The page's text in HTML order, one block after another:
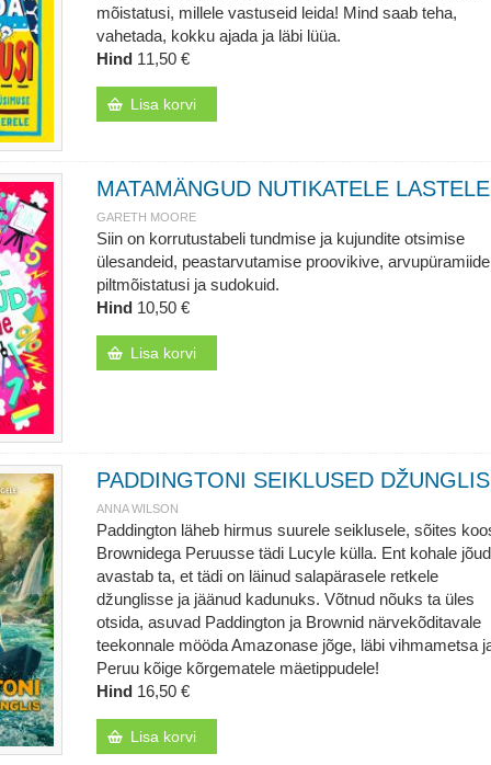
mõistatusi, millele vastuseid leida! Mind saab teha,
vahetada, kokku ajada ja läbi lüüa.
Hind 11,50 €
Lisa korvi
MATAMÄNGUD NUTIKATELE LASTELE
GARETH MOORE
Siin on korrutustabeli tundmise ja kujundite otsimise
ülesandeid, peastarvutamise proovikive,
piltmõistatusi ja sudokuid.
Hind 10,50 €
Lisa korvi
PADDINGTONI SEIKLUSED DŽUNGLIS
ANNA WILSON
Paddington läheb hirmus suurele seiklusele, sõites
Brownidega Peruusse tädi Lucyle külla. Ent kohale
avastab ta, et tädi on läinud salapärasele retkele
džunglisse ja jäänud kadunuks. Võtnud nõuks ta üles
otsida, asuvad Paddington ja Brownid närvekõditavale
teekonnale mööda Amazonase jõge, läbi vihmametsa
Peruu kõige kõrgematele mäetippudele!
Hind 16,50 €
Lisa korvi